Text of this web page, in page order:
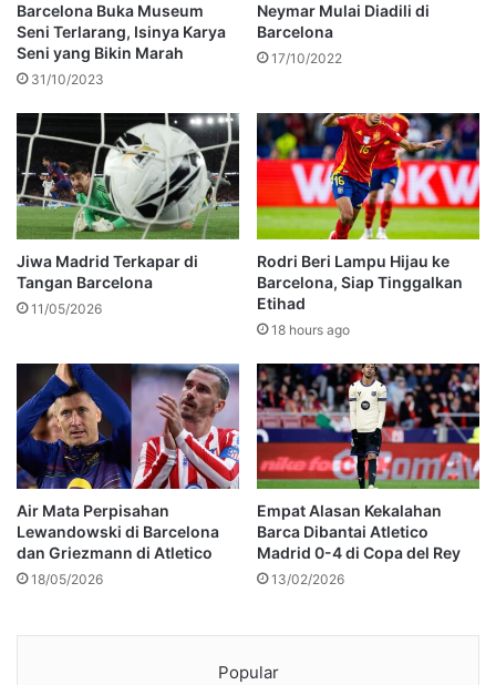
Barcelona Buka Museum
Seni Terlarang, Isinya Karya
Seni yang Bikin Marah
31/10/2023
Neymar Mulai Diadili di
Barcelona
17/10/2022
Jiwa Madrid Terkapar di
Tangan Barcelona
11/05/2026
Rodri Beri Lampu Hijau ke
Barcelona, Siap Tinggalkan
Etihad
18 hours ago
Air Mata Perpisahan
Lewandowski di Barcelona
dan Griezmann di Atletico
18/05/2026
Empat Alasan Kekalahan
Barca Dibantai Atletico
Madrid 0-4 di Copa del Rey
13/02/2026
Popular